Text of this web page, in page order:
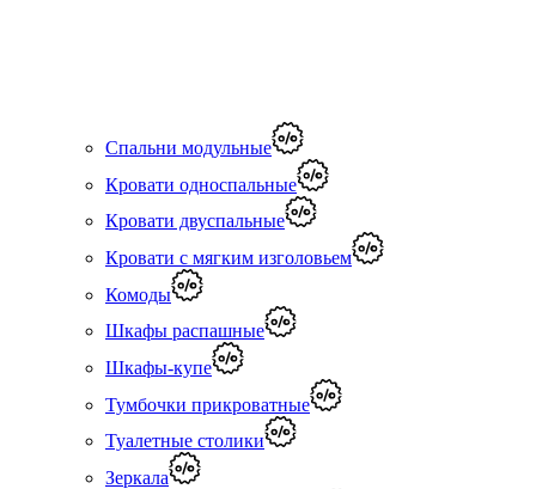
Спальни модульные
Кровати односпальные
Кровати двуспальные
Кровати с мягким изголовьем
Комоды
Шкафы распашные
Шкафы-купе
Тумбочки прикроватные
Туалетные столики
Зеркала